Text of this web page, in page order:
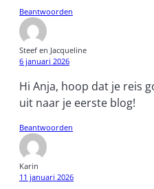
Beantwoorden
Steef en Jacqueline
6 januari 2026
Hi Anja, hoop dat je reis
uit naar je eerste blog!
Beantwoorden
Karin
11 januari 2026